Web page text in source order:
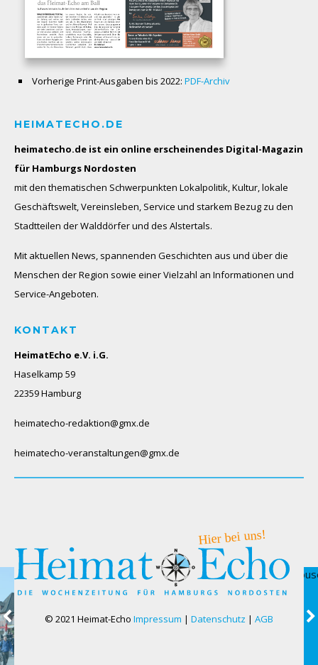
Vorherige Print-Ausgaben bis 2022: PDF-Archiv
HEIMATECHO.DE
heimatecho.de ist ein online erscheinendes Digital-Magazin
für Hamburgs Nordosten
mit den thematischen Schwerpunkten Lokalpolitik, Kultur, lokale
Geschäftswelt, Vereinsleben, Service und starkem Bezug zu den
Stadtteilen der Walddörfer und des Alstertals.
Mit aktuellen News, spannenden Geschichten aus und über die
Menschen der Region sowie einer Vielzahl an Informationen und
Service-Angeboten.
KONTAKT
HeimatEcho e.V. i.G.
Haselkamp 59
22359 Hamburg
heimatecho-redaktion@gmx.de
heimatecho-veranstaltungen@gmx.de
© 2021 Heimat-Echo Impressum | Datenschutz | AGB